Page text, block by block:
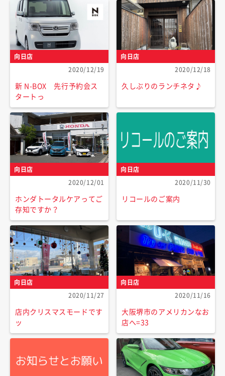
向日店
2020/12/19
新 N-BOX 先行予約会ス
タートっ
向日店
2020/12/18
久しぶりのランチネタ♪
向日店
2020/12/01
ホンダトータルケアってご
存知ですか？
向日店
2020/11/30
リコールのご案内
向日店
2020/11/27
店内クリスマスモードです
ッ
向日店
2020/11/16
大阪堺市のアメリカンなお
店へ=33